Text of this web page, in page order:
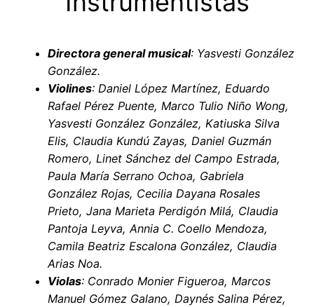
Directora general musical: Yasvesti González
González.
Violines: Daniel López Martínez, Eduardo
Rafael Pérez Puente, Marco Tulio Niño Wong,
Yasvesti González González, Katiuska Silva
Elis, Claudia Kundú Zayas, Daniel Guzmán
Romero, Linet Sánchez del Campo Estrada,
Paula María Serrano Ochoa, Gabriela
González Rojas, Cecilia Dayana Rosales
Prieto, Jana Marieta Perdigón Milá, Claudia
Pantoja Leyva, Annia C. Coello Mendoza,
Camila Beatriz Escalona González, Claudia
Arias Noa.
Violas: Conrado Monier Figueroa, Marcos
Manuel Gómez Galano, Daynés Salina Pérez,